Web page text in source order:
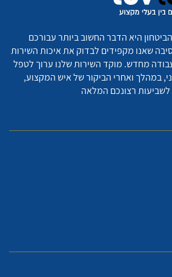
היא הדבר החשוב ביותר עבורכם
שאנו מקפידים לבדוק את איכות השירות
מחדש. מוקד השירות שלנו ערוך לטפל
במהלך ואחרי הביקור של איש המקצוע,
רצונכם המלאה